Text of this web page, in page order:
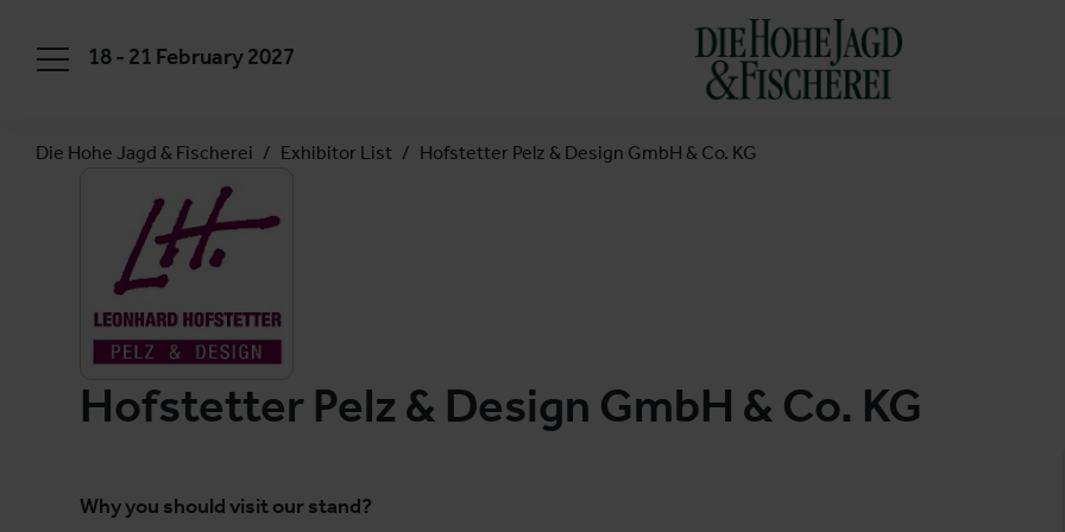
18 - 21 February 2027
Die Hohe Jagd & Fischerei Exhibitor List Hofstetter Pelz & Design GmbH & Co. KG
Hofstetter Pelz & Design GmbH & Co. KG
Why you should visit our stand?